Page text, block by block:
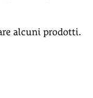
alcuni prodotti.